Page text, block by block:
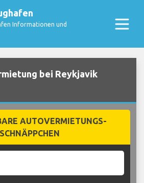
Informationen und
bei Reykjavik
AUTOVERMIETUNGS-
SCHNÄPPCHEN